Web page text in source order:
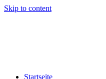
Skip to content
Startseite